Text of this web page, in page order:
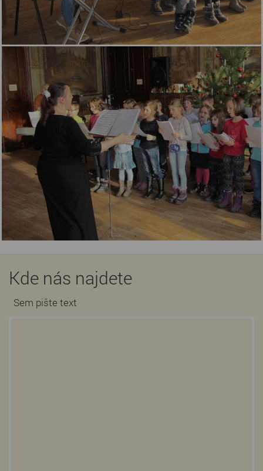
Kde nás najdete
Sem pište text